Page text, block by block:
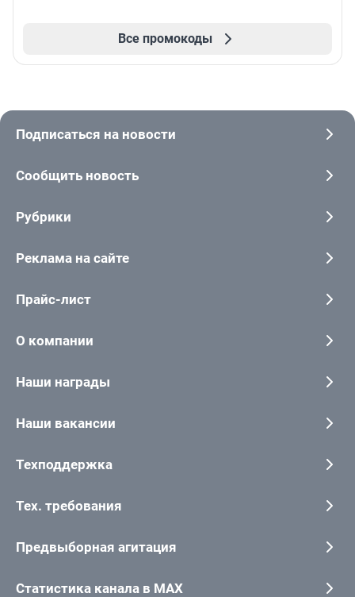
Все промокоды
Подписаться на новости
Сообщить новость
Рубрики
Реклама на сайте
Прайс-лист
О компании
Наши награды
Наши вакансии
Техподдержка
Тех. требования
Предвыборная агитация
Статистика канала в MAX